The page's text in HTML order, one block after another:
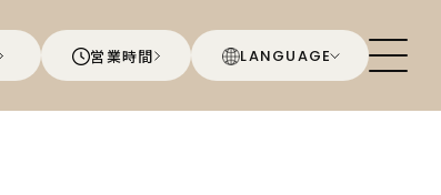
営業時間 LANGUAGE